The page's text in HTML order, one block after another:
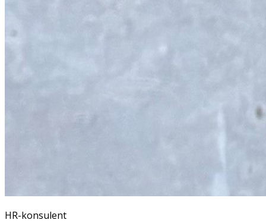
HR-konsulent